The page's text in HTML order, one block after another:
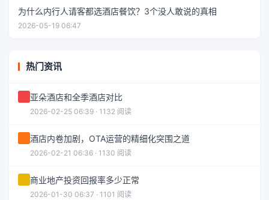
为什么内行人请客都选酒店餐饮？3个没人敢说的真相
2026-05-19 06:47
热门资讯
亚朵酒店和全季酒店对比
2026-02-25 06:39 · 1132 阅读
酒店内卷加剧，OTA运营的精细化突围之道
2026-02-21 06:36 · 1130 阅读
商业地产投资回报率多少正常
2026-01-30 06:37 · 1101 阅读